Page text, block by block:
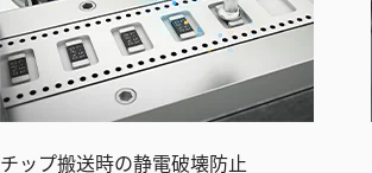
チップ搬送時の静電破壊防止